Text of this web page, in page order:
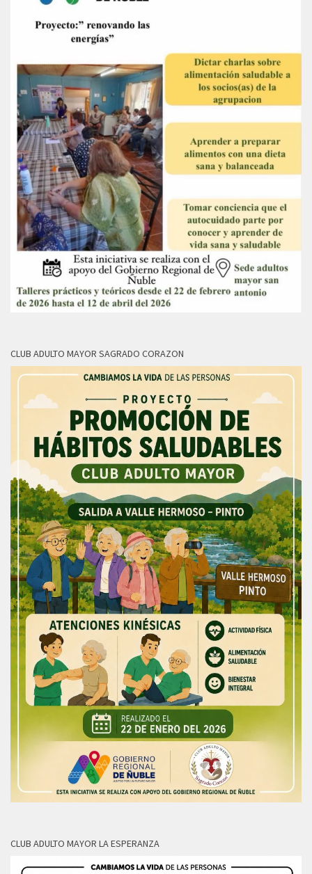
CLUB ADULTO MAYOR SAGRADO CORAZON
CLUB ADULTO MAYOR LA ESPERANZA